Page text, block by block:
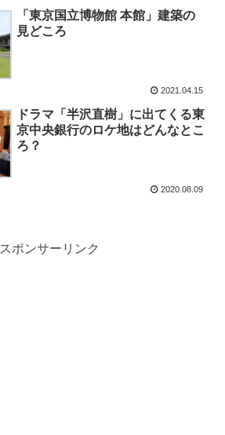
「東京国立博物館 本館」建築の
見どころ
2021.04.15
ドラマ「半沢直樹」に出てくる東
京中央銀行のロケ地はどんなとこ
ろ？
2020.08.09
スポンサーリンク